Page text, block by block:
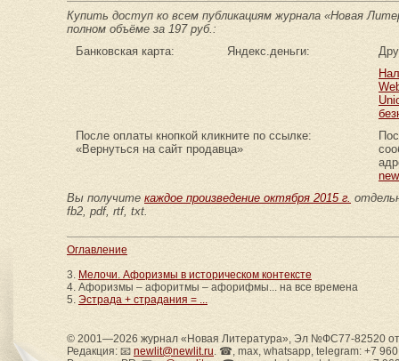
Купить доступ ко всем публикациям журнала «Новая
полном объёме за 197 руб.:
Банковская карта:
Яндекс.деньги:
После оплаты кнопкой кликните по ссылке:
«Вернуться на сайт продавца»
Вы получите каждое произведение октября 2015 г.
fb2, pdf, rtf, txt.
Оглавление
3. Мелочи. Афоризмы в историческом контексте
4. Афоризмы – афоритмы – афорифмы... на все времена
5. Эстрада + страдания = ...
© 2001—2026 журнал «Новая Литература», Эл №ФС77-82520
Редакция: 📧 newlit@newlit.ru. ☎, max, whatsapp, telegram: +7